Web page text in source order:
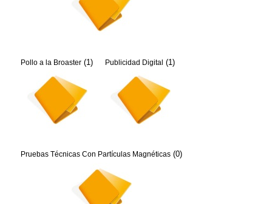
Pollo a la Broaster (1) Publicidad Digital (1)
Pruebas Técnicas Con Partículas Magnéticas (0)